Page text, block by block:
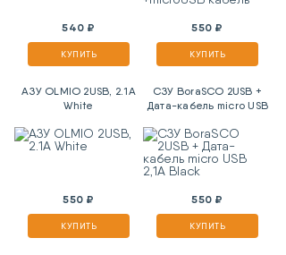
540 ₽
КУПИТЬ
550 ₽
КУПИТЬ
АЗУ OLMIO 2USB, 2.1A
White
550 ₽
КУПИТЬ
СЗУ BoraSCO 2USB +
Дата-кабель micro USB
550 ₽
КУПИТЬ